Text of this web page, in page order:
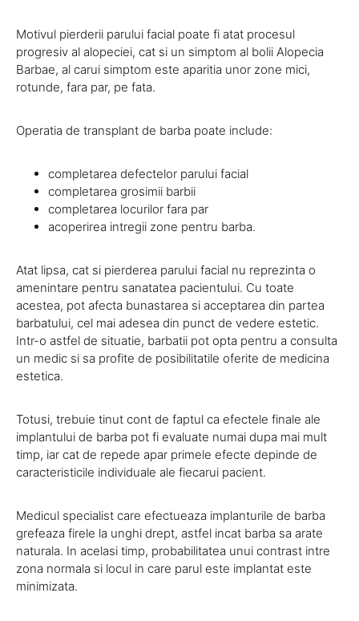
Motivul pierderii parului facial poate fi atat procesul
progresiv al alopeciei, cat si un simptom al bolii Alopecia
Barbae, al carui simptom este aparitia unor zone mici,
rotunde, fara par, pe fata.
Operatia de transplant de barba poate include:
completarea defectelor parului facial
completarea grosimii barbii
completarea locurilor fara par
acoperirea intregii zone pentru barba.
Atat lipsa, cat si pierderea parului facial nu reprezinta o
amenintare pentru sanatatea pacientului. Cu toate
acestea, pot afecta bunastarea si acceptarea din partea
barbatului, cel mai adesea din punct de vedere estetic.
Intr-o astfel de situatie, barbatii pot opta pentru a consulta
un medic si sa profite de posibilitatile oferite de medicina
estetica.
Totusi, trebuie tinut cont de faptul ca efectele finale ale
implantului de barba pot fi evaluate numai dupa mai mult
timp, iar cat de repede apar primele efecte depinde de
caracteristicile individuale ale fiecarui pacient.
Medicul specialist care efectueaza implanturile de barba
grefeaza firele la unghi drept, astfel incat barba sa arate
naturala. In acelasi timp, probabilitatea unui contrast intre
zona normala si locul in care parul este implantat este
minimizata.